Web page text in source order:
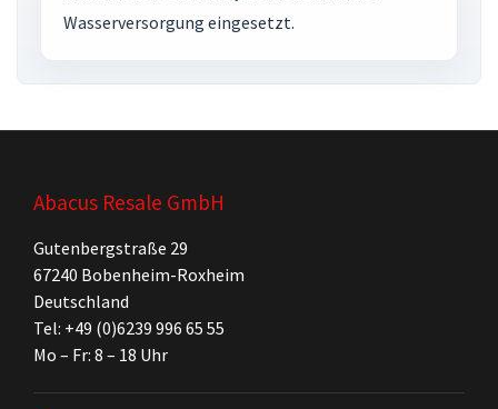
Wasserversorgung eingesetzt.
Abacus Resale GmbH
Gutenbergstraße 29
67240 Bobenheim-Roxheim
Deutschland
Tel: +49 (0)6239 996 65 55
Mo – Fr: 8 – 18 Uhr